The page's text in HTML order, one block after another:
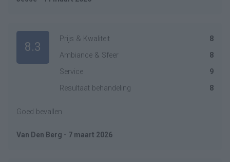
8.3
Prijs & Kwaliteit
8
Ambiance & Sfeer
8
Service
9
Resultaat behandeling
8
Goed bevallen
Van Den Berg - 7 maart 2026